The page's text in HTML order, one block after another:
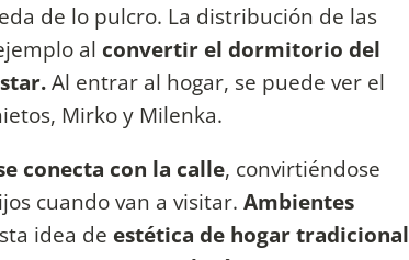
de lo pulcro. La distribución de las
al convertir el dormitorio del
Al entrar al hogar, se puede ver el
Mirko y Milenka.
conecta con la calle, convirtiéndose
cuando van a visitar. Ambientes
idea de estética de hogar tradicional